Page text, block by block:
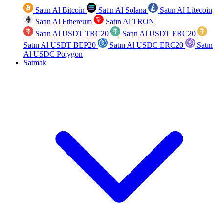
Satın Al Bitcoin Satın Al Solana
Satın Al Litecoin
Satın Al Ethereum
Satın Al TRON
Satın Al USDT TRC20
Satın Al USDT ERC20
Satın Al USDT BEP20
Satın Al USDC ERC20
Satın
Al USDC Polygon
Satmak